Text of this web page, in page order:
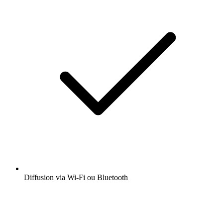
Diffusion via Wi-Fi ou Bluetooth